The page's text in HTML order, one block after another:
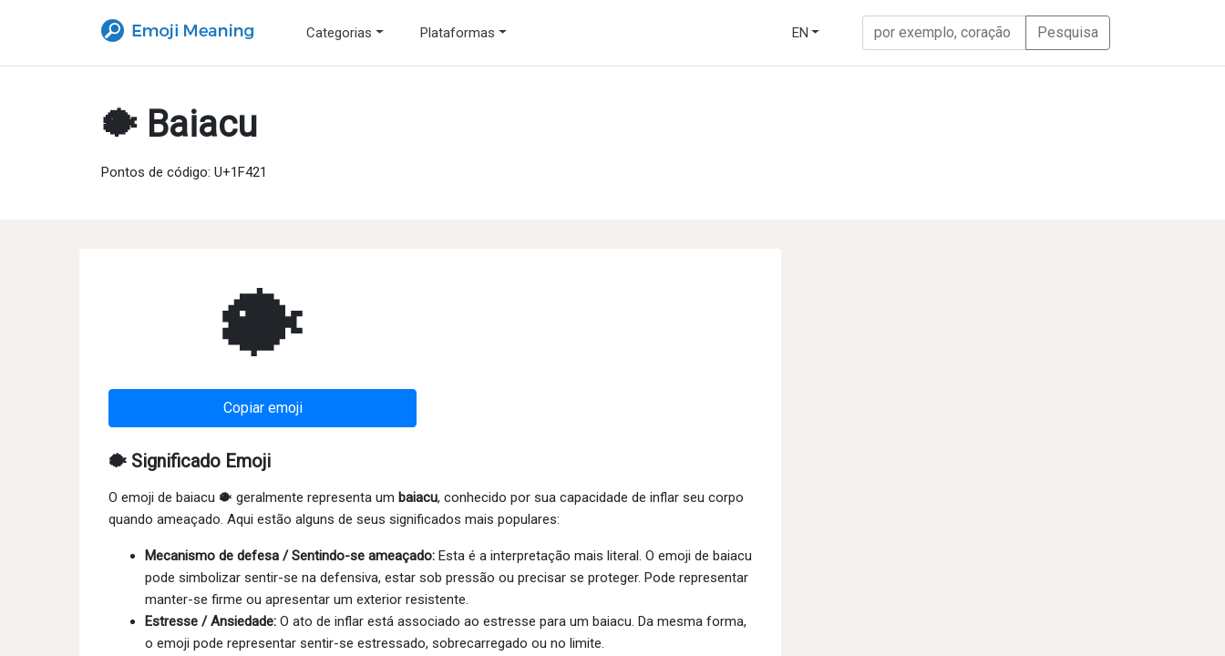
Categorias Plataformas EN
🐡 Baiacu
Pontos de código: U+1F421
🐡
Copiar emoji
🐡 Significado Emoji
O emoji de baiacu 🐡 geralmente representa um baiacu, conhecido por sua capacidade de inflar seu corpo
quando ameaçado. Aqui estão alguns de seus significados mais populares:
Mecanismo de defesa / Sentindo-se ameaçado: Esta é a interpretação mais literal. O emoji de baiacu
pode simbolizar sentir-se na defensiva, estar sob pressão ou precisar se proteger. Pode representar
manter-se firme ou apresentar um exterior resistente.
Estresse / Ansiedade: O ato de inflar está associado ao estresse para um baiacu. Da mesma forma,
o emoji pode representar sentir-se estressado, sobrecarregado ou no limite.